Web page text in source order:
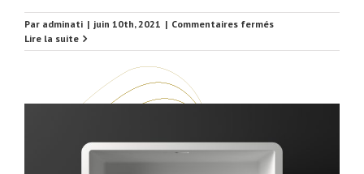
Par adminati | juin 10th, 2021 | Commentaires ferméssur
Évier
Lire la suite